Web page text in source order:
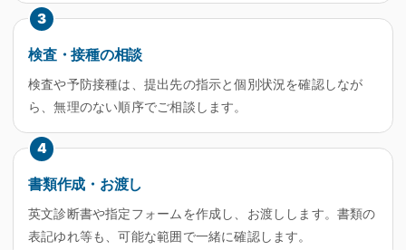
3
検査・接種の相談
検査や予防接種は、提出先の指示と個別状況を確認しなが
ら、無理のない順序でご相談します。
4
書類作成・お渡し
英文診断書や指定フォームを作成し、お渡しします。書類の
表記ゆれ等も、可能な範囲で一緒に確認します。